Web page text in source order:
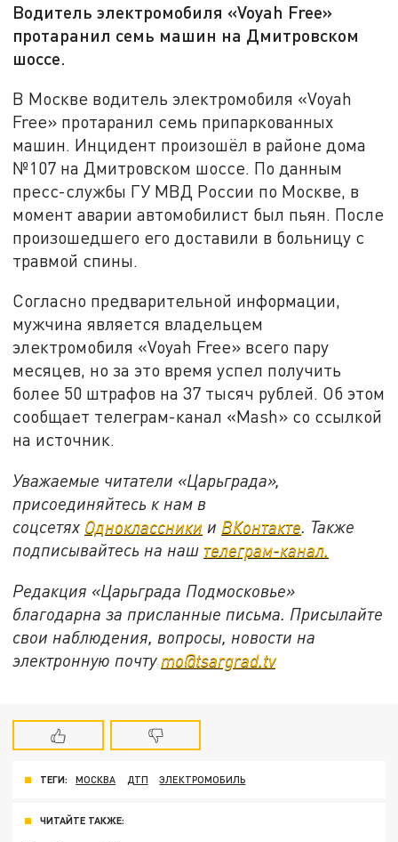
Водитель электромобиля «Voyah Free»
протаранил семь машин на Дмитровском
шоссе.
В Москве водитель электромобиля «Voyah
Free» протаранил семь припаркованных
машин. Инцидент произошёл в районе дома
№107 на Дмитровском шоссе. По данным
пресс-службы ГУ МВД России по Москве, в
момент аварии автомобилист был пьян. После
произошедшего его доставили в больницу с
травмой спины.
Согласно предварительной информации,
мужчина является владельцем
электромобиля «Voyah Free» всего пару
месяцев, но за это время успел получить
более 50 штрафов на 37 тысяч рублей. Об этом
сообщает телеграм-канал «Mash» со ссылкой
на источник.
Уважаемые читатели «Царьграда»,
присоединяйтесь к нам в
соцсетях Одноклассники и ВКонтакте. Также
подписывайтесь на наш телеграм-канал.
Редакция «Царьграда Подмосковье»
благодарна за присланные письма. Присылайте
свои наблюдения, вопросы, новости на
электронную почту mo@tsargrad.tv
ТЕГИ: МОСКВА ДТП ЭЛЕКТРОМОБИЛЬ
ЧИТАЙТЕ ТАКЖЕ: